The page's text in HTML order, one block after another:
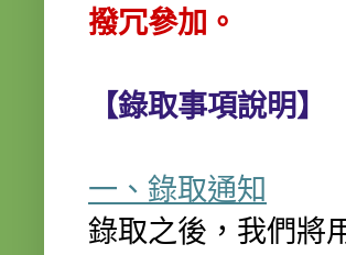
撥冗參加。
【錄取事項說明】
一、錄取通知
錄取之後，我們將